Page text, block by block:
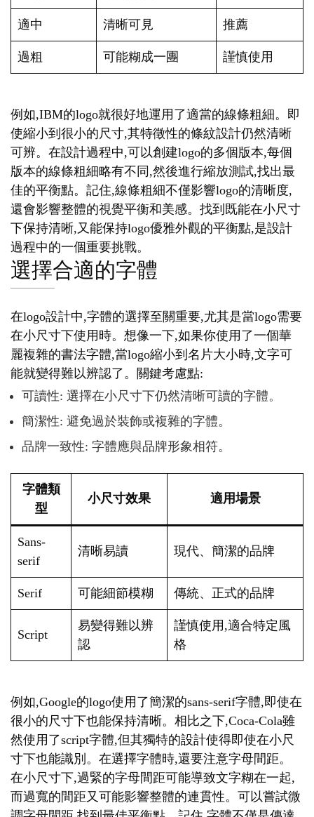
適中 清晰可見 推薦
過粗 可能糊成一團 謹慎使用
例如,IBM的logo就很好地運用了適當的線條粗細。即
使縮小到很小的尺寸,其特徵性的條紋設計仍然清晰
可辨。在設計過程中,可以創建logo的多個版本,每個
版本的線條粗細略有不同,然後進行縮放測試,找出最
佳的平衡點。記住,線條粗細不僅影響logo的清晰度,
還會影響整體的視覺平衡和美感。找到既能在小尺寸
下保持清晰,又能保持logo優雅外觀的平衡點,是設計
過程中的一個重要挑戰。
選擇合適的字體
在logo設計中,字體的選擇至關重要,尤其是當logo需要
在小尺寸下使用時。想像一下,如果你使用了一個華
麗複雜的書法字體,當logo縮小到名片大小時,文字可
能就變得難以辨認了。關鍵考慮點:
可讀性: 選擇在小尺寸下仍然清晰可讀的字體。
簡潔性: 避免過於裝飾或複雜的字體。
品牌一致性: 字體應與品牌形象相符。
字體類
型
小尺寸效果 適用場景
Sans-
serif
清晰易讀 現代、簡潔的品牌
Serif 可能細節模糊 傳統、正式的品牌
Script
易變得難以辨
認
謹慎使用,適合特定風
格
例如,Google的logo使用了簡潔的sans-serif字體,即使在
很小的尺寸下也能保持清晰。相比之下,Coca-Cola雖
然使用了script字體,但其獨特的設計使得即使在小尺
寸下也能識別。在選擇字體時,還要注意字母間距。
在小尺寸下,過緊的字母間距可能導致文字糊在一起,
而過寬的間距又可能影響整體的連貫性。可以嘗試微